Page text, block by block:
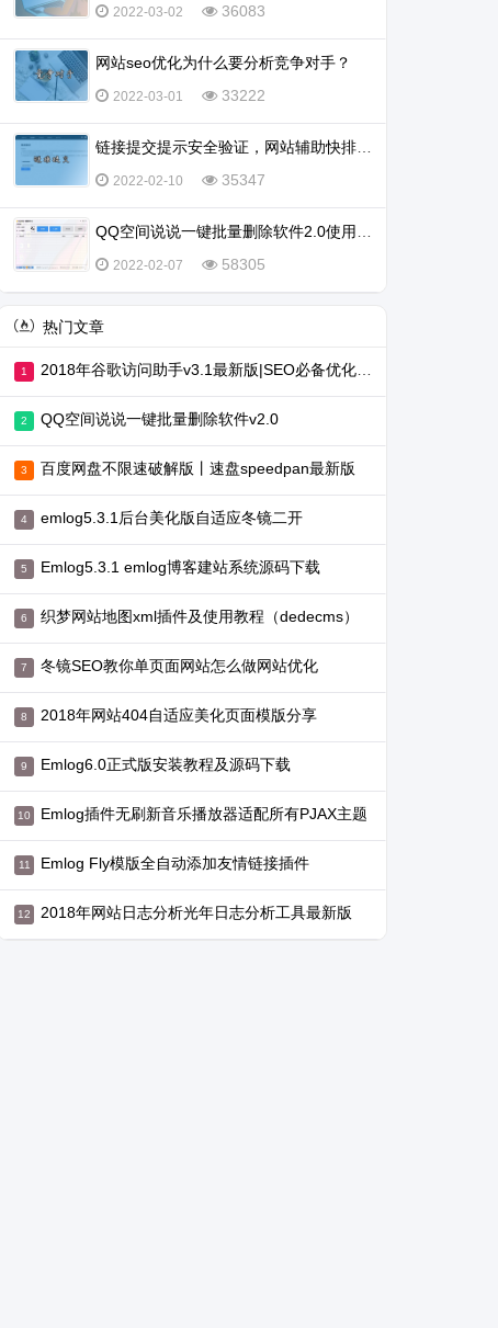
2022-03-02 36083
网站seo优化为什么要分析竞争对手？
2022-03-01 33222
2022-02-10 35347
2022-02-07 58305
热门文章
2018年谷歌访问助手v3.1最新版|SEO必备优化工具
QQ空间说说一键批量删除软件v2.0
百度网盘不限速破解版丨速盘speedpan最新版
emlog5.3.1后台美化版自适应冬镜二开
Emlog5.3.1 emlog博客建站系统源码下载
织梦网站地图xml插件及使用教程（dedecms）
冬镜SEO教你单页面网站怎么做网站优化
2018年网站404自适应美化页面模版分享
Emlog6.0正式版安装教程及源码下载
Emlog插件无刷新音乐播放器适配所有PJAX主题
Emlog Fly模版全自动添加友情链接插件
2018年网站日志分析光年日志分析工具最新版